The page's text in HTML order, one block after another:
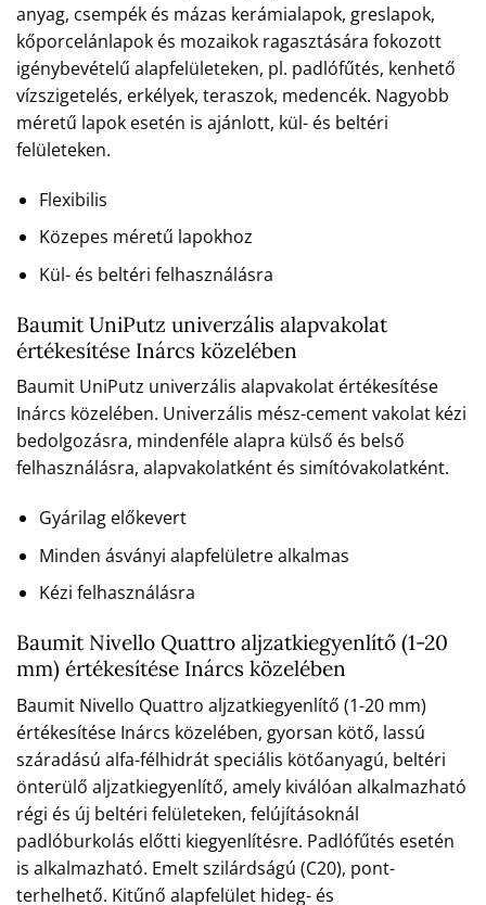
anyag, csempék és mázas kerámialapok, greslapok,
kőporcelánlapok és mozaikok ragasztására fokozott
igénybevételű alapfelületeken, pl. padlófűtés, kenhető
vízszigetelés, erkélyek, teraszok, medencék. Nagyobb
méretű lapok esetén is ajánlott, kül- és beltéri
felületeken.
Flexibilis
Közepes méretű lapokhoz
Kül- és beltéri felhasználásra
Baumit UniPutz univerzális alapvakolat
értékesítése Inárcs közelében
Baumit UniPutz univerzális alapvakolat értékesítése
Inárcs közelében. Univerzális mész-cement vakolat kézi
bedolgozásra, mindenféle alapra külső és belső
felhasználásra, alapvakolatként és simítóvakolatként.
Gyárilag előkevert
Minden ásványi alapfelületre alkalmas
Kézi felhasználásra
Baumit Nivello Quattro aljzatkiegyenlítő (1-20
mm) értékesítése Inárcs közelében
Baumit Nivello Quattro aljzatkiegyenlítő (1-20 mm)
értékesítése Inárcs közelében, gyorsan kötő, lassú
száradású alfa-félhidrát speciális kötőanyagú, beltéri
önterülő aljzatkiegyenlítő, amely kiválóan alkalmazható
régi és új beltéri felületeken, felújításoknál
padlóburkolás előtti kiegyenlítésre. Padlófűtés esetén
is alkalmazható. Emelt szilárdságú (C20), pont-
terhelhető. Kitűnő alapfelület hideg- és